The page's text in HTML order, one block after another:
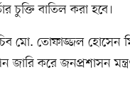
চুক্তি বাতিল করা হবে।
মো. তোফাজ্জল হোসেন
জারি করে জনপ্রশাসন